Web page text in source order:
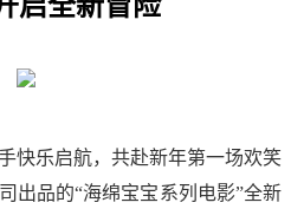
快乐启航，共赴新年第一场欢笑
出品的“海绵宝宝系列电影”全新